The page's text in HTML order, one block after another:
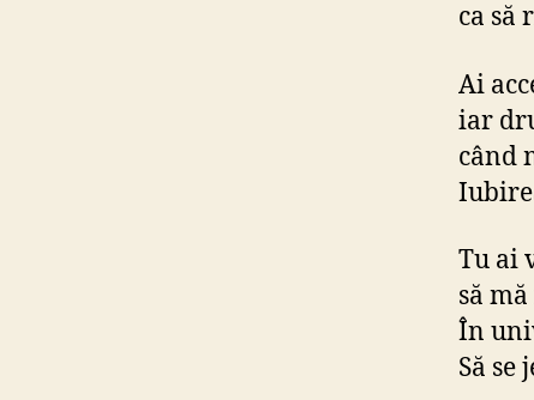
ca să
Ai
iar
când
Tu ai
să
În
Să se